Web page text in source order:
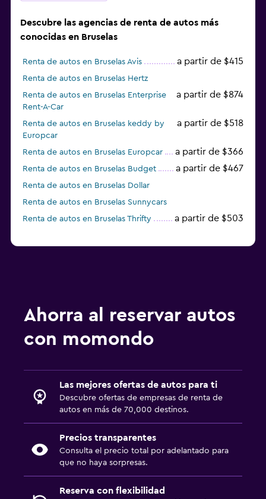
Descubre las agencias de renta de autos más
conocidas en Bruselas
Renta de autos en Bruselas Avis a partir de $415
Renta de autos en Bruselas Hertz
Renta de autos en Bruselas Enterprise
Rent-A-Car
a partir de $874
Renta de autos en Bruselas keddy by
Europcar
a partir de $518
Renta de autos en Bruselas Europcar a partir de $366
Renta de autos en Bruselas Budget a partir de $467
Renta de autos en Bruselas Dollar
Renta de autos en Bruselas Sunnycars
Renta de autos en Bruselas Thrifty
a partir de $503
Ahorra al reservar autos
con momondo
Las mejores ofertas de autos para ti
Descubre ofertas de empresas de renta de
autos en más de 70,000 destinos.
Precios transparentes
Consulta el precio total por adelantado para
que no haya sorpresas.
Reserva con flexibilidad